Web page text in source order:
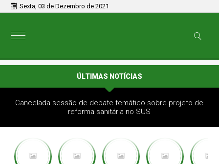
Sexta, 03 de Dezembro de 2021
ÚLTIMAS NOTÍCIAS
Cancelada sessão de debate temático sobre projeto de
reforma sanitária no SUS